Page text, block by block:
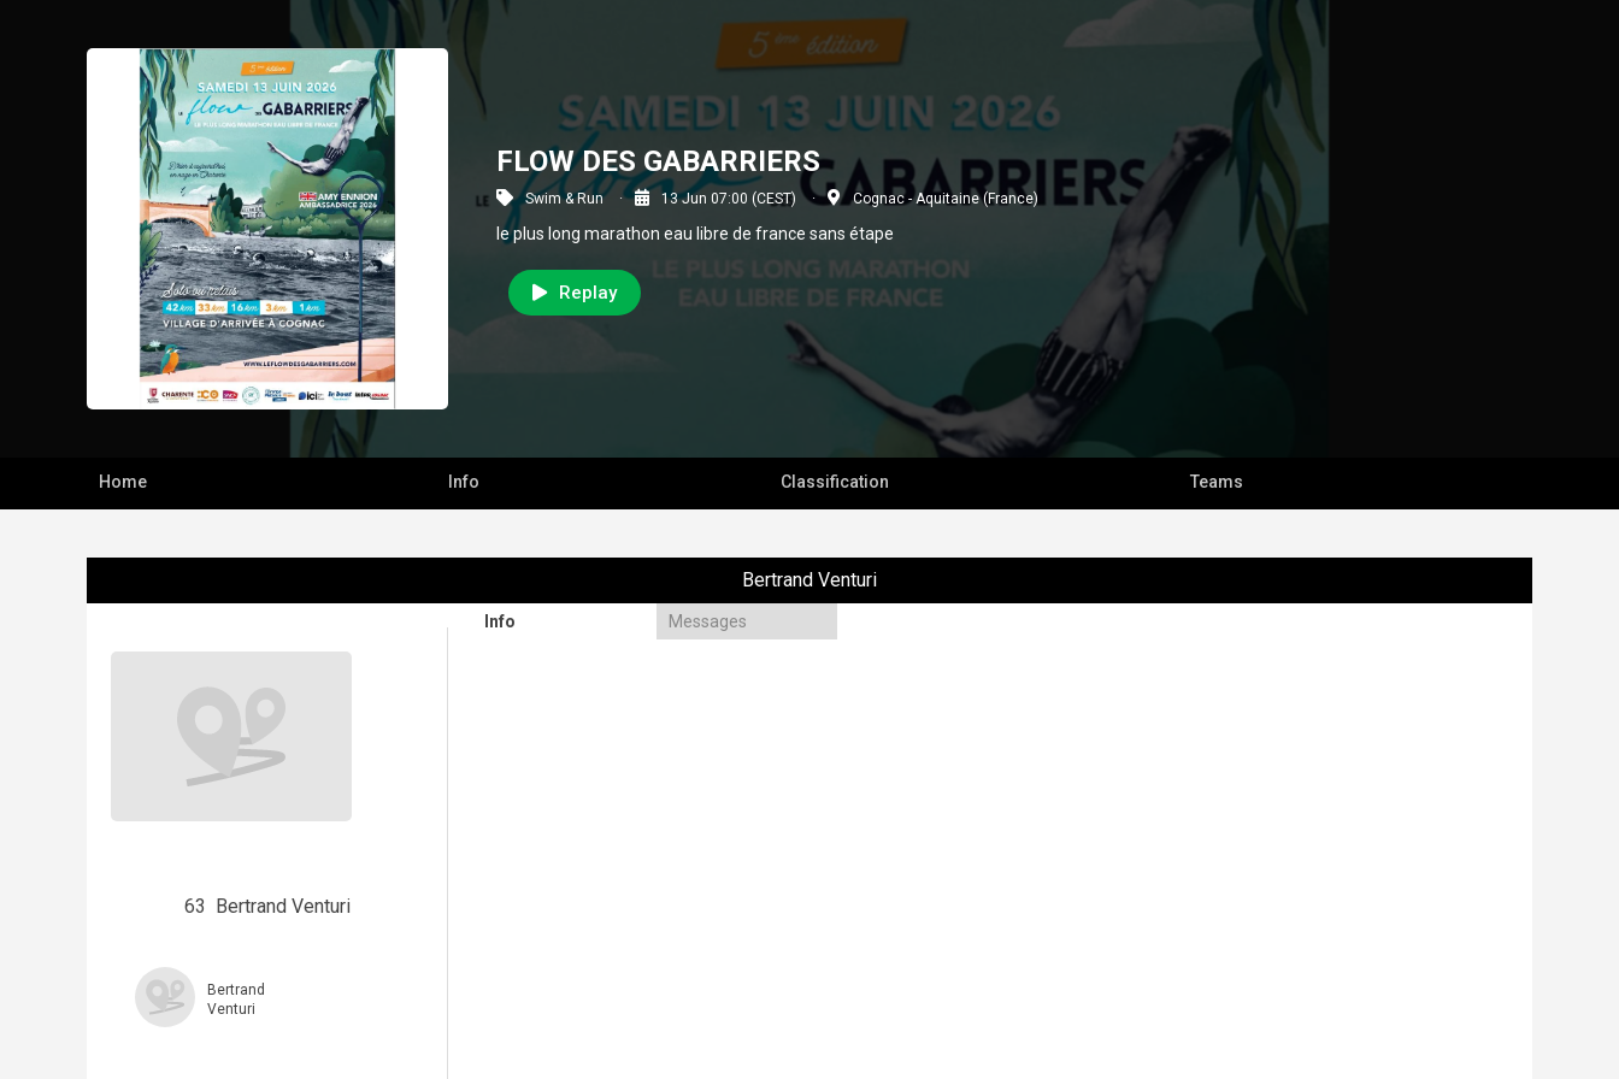
FLOW DES GABARRIERS
Swim & Run 13 Jun 07:00 (CEST) Cognac - Aquitaine (France)
le plus long marathon eau libre de france sans étape
Replay
Home Info Classification Teams
Bertrand Venturi
63 Bertrand Venturi
Bertrand
Venturi
Info Messages